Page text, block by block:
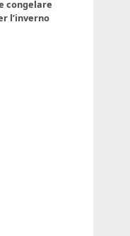
congelare
l’inverno